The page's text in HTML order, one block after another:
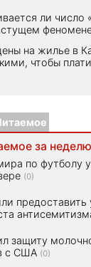
ли число
на жилье в
чтобы
за неделю
по футболу
(0)
предоставить
защиту
с США (0)